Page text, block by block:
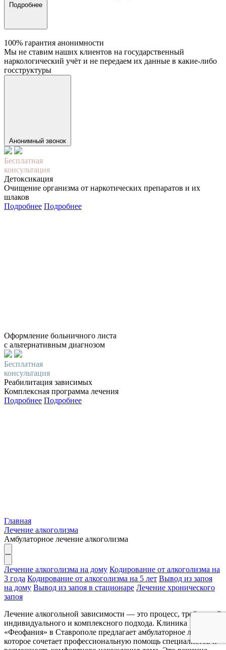
Подробнее
100% гарантия анонимности
Мы не ставим наших клиентов на государственный
наркологический учёт и не передаем их данные в какие-либо
госструктуры
Анонимный звонок
Бесплатная
консультация
Детоксикация
Очищение организма от наркотических препаратов и их
шлаков
Подробнее Подробнее
Оформление больничного листа
с альтернативным диагнозом
Бесплатная
консультация
Реабилитация зависимых
Комплексная программа лечения
Подробнее Подробнее
Главная
Лечение алкоголизма
Амбулаторное лечение алкоголизма
Лечение алкоголизма на дому Кодирование от алкоголизма на
3 года Кодирование от алкоголизма на 5 лет Вывод из запоя
на дому Вывод из запоя в стационаре Лечение хронического
запоя
Лечение алкогольной зависимости — это процесс, требующий
индивидуального и комплексного подхода. Клиника
«Феофания» в Ставрополе предлагает амбулаторное лечение,
которое сочетает профессиональную помощь специалистов и